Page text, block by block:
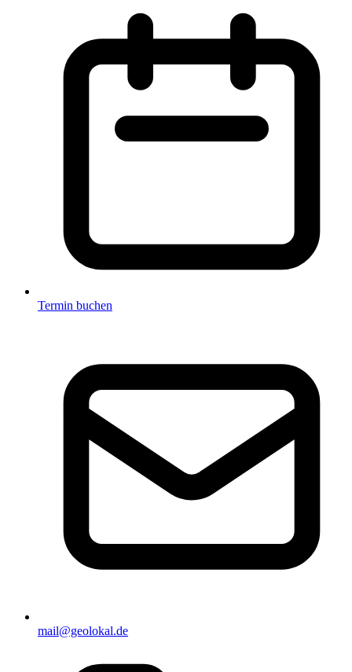
Termin buchen
mail@geolokal.de